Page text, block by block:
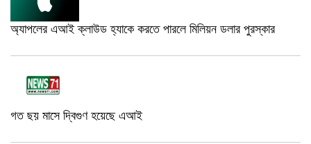
অ্যাপলের এআই ক্লাউড হ্যাকে করতে পারলে মিলিয়ন ডলার পুরস্কার
গত ছয় মাসে দ্বিগুণ হয়েছে এআই